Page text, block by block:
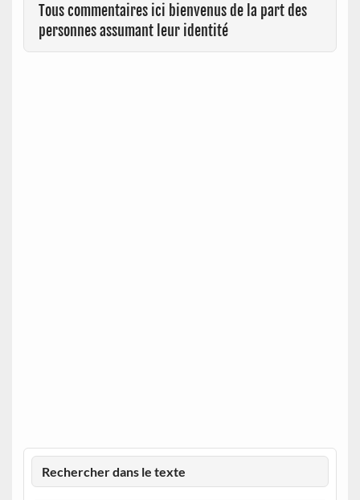
Tous commentaires ici bienvenus de la part des
personnes assumant leur identité
Rechercher dans le texte